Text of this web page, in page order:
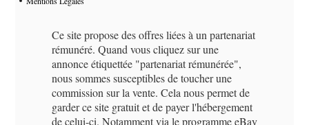
Ce site propose des offres liées à un partenariat
rémunéré. Quand vous cliquez sur une
annonce étiquettée "partenariat rémunérée",
nous sommes susceptibles de toucher une
commission sur la vente. Cela nous permet de
garder ce site gratuit et de payer l'hébergement
de celui-ci. Notamment via le programme eBay